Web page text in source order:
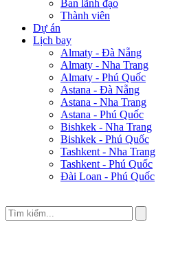
Ban lãnh đạo
Thành viên
Dự án
Lịch bay
Almaty - Đà Nẵng
Almaty - Nha Trang
Almaty - Phú Quốc
Astana - Đà Nẵng
Astana - Nha Trang
Astana - Phú Quốc
Bishkek - Nha Trang
Bishkek - Phú Quốc
Tashkent - Nha Trang
Tashkent - Phú Quốc
Đài Loan - Phú Quốc